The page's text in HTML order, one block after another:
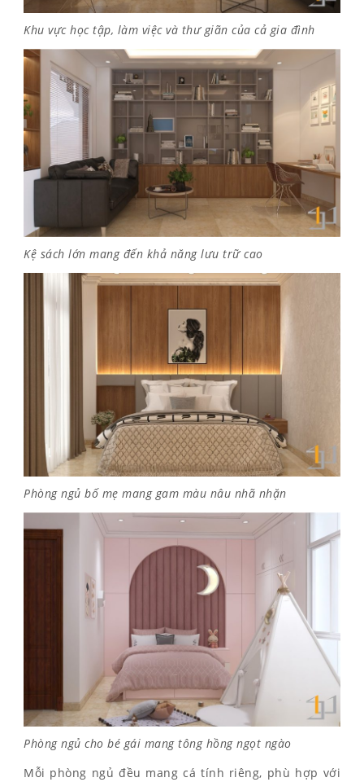
Khu vực học tập, làm việc và thư giãn của cả gia đình
Kệ sách lớn mang đến khả năng lưu trữ cao
Phòng ngủ bố mẹ mang gam màu nâu nhã nhặn
Phòng ngủ cho bé gái mang tông hồng ngọt ngào
Mỗi phòng ngủ đều mang cá tính riêng, phù hợp với